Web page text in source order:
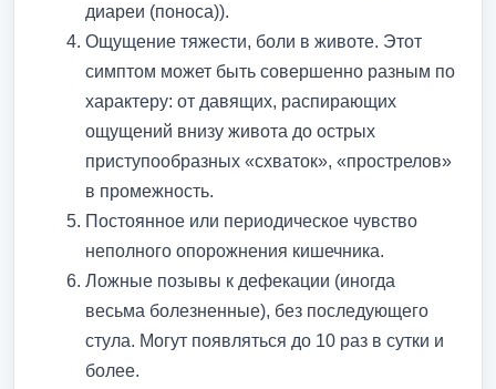
диареи (поноса)).
Ощущение тяжести, боли в животе. Этот
симптом может быть совершенно разным по
характеру: от давящих, распирающих
ощущений внизу живота до острых
приступообразных «схваток», «прострелов»
в промежность.
Постоянное или периодическое чувство
неполного опорожнения кишечника.
Ложные позывы к дефекации (иногда
весьма болезненные), без последующего
стула. Могут появляться до 10 раз в сутки и
более.